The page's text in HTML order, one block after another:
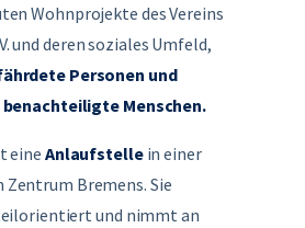
Wohnprojekte des Vereins
und deren soziales Umfeld,
Personen und
Menschen.
eine Anlaufstellein einer
Bremens. Sie
und nimmt an